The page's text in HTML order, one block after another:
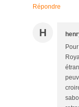
Répondre
H